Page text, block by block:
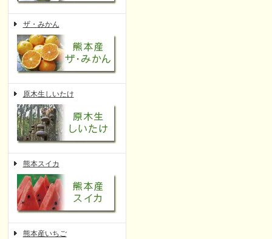
ザ・みかん
原木生しいたけ
熊本スイカ
熊本産いちご